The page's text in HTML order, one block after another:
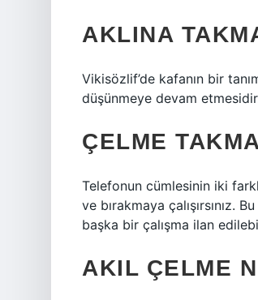
AKLINA
Vikisözlif’de kafanın bir
düşünmeye devam
ÇELME
Telefonun cümlesinin iki
ve bırakmaya çalışırsınız.
başka bir çalışma ilan
AKIL ÇELME